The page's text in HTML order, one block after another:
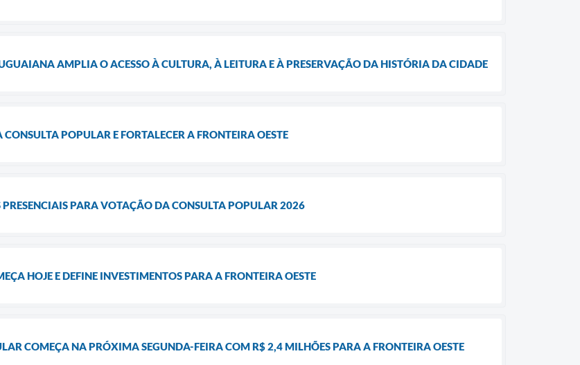
AMPLIA O ACESSO À CULTURA, À LEITURA E À PRESERVAÇÃO DA HISTÓRIA DA CIDADE
POPULAR E FORTALECER A FRONTEIRA OESTE
PARA VOTAÇÃO DA CONSULTA POPULAR 2026
HOJE E DEFINE INVESTIMENTOS PARA A FRONTEIRA OESTE
COMEÇA NA PRÓXIMA SEGUNDA-FEIRA COM R$ 2,4 MILHÕES PARA A FRONTEIRA OESTE